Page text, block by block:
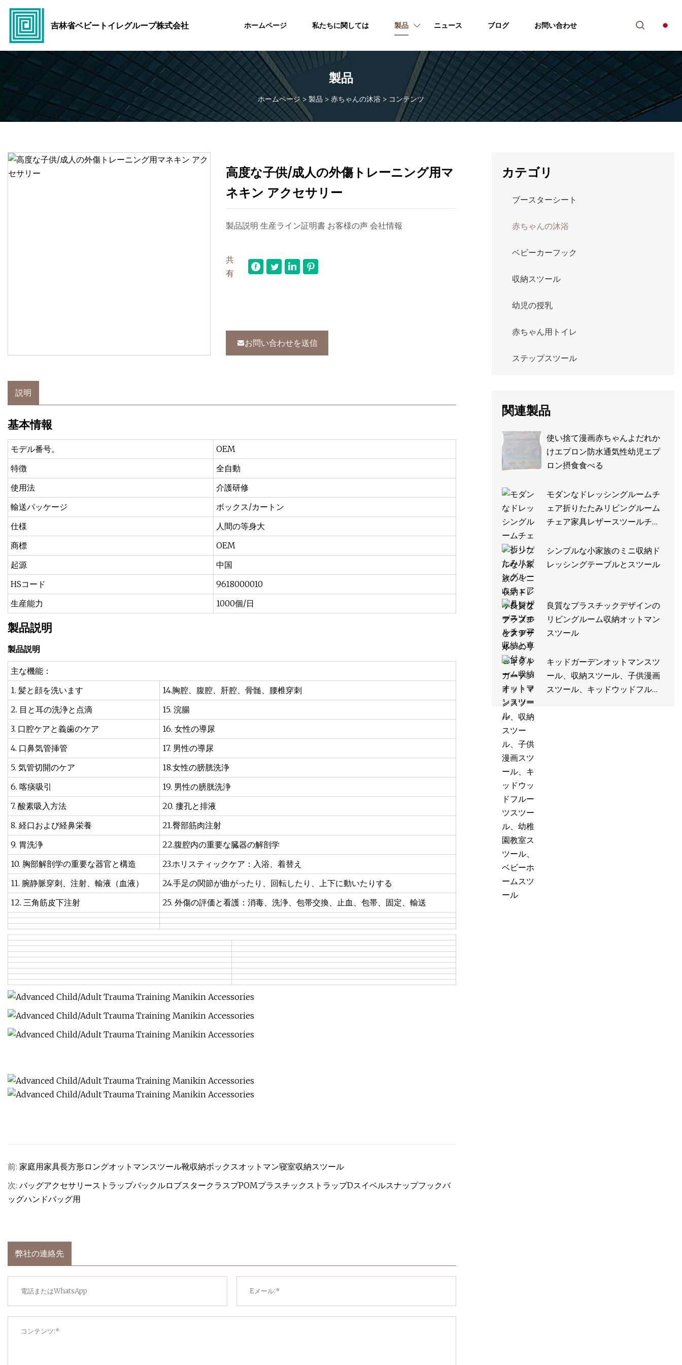
吉林省ベビートイレグループ株式会社 ホームページ 私たちに関しては 製品 ニュース ブログ お問い合わせ
製品
ホームページ> 製品 > 赤ちゃんの沐浴 > コンテンツ
高度な子供/成人の外傷トレーニング用マ
ネキン アクセサリー
製品説明 生産ライン証明書 お客様の声 会社情報
共
有
お問い合わせを送信
説明
基本情報
モデル番号。
OEM
特徴
全自動
使用法
介護研修
輸送パッケージ
ボックス/カートン
仕様
人間の等身大
商標
OEM
起源
中国
HSコード
9618000010
生産能力
1000個/日
製品説明
製品説明
主な機能：
1. 髪と顔を洗います
14.胸腔、腹腔、肝腔、骨髄、腰椎穿刺
2. 目と耳の洗浄と点滴
15. 浣腸
3. 口腔ケアと義歯のケア
16. 女性の導尿
4. 口鼻気管挿管
17. 男性の導尿
5. 気管切開のケア
18.女性の膀胱洗浄
6. 喀痰吸引
19. 男性の膀胱洗浄
7. 酸素吸入方法
20. 瘻孔と排液
8. 経口および経鼻栄養
21.臀部筋肉注射
9. 胃洗浄
22.腹腔内の重要な臓器の解剖学
10. 胸部解剖学の重要な器官と構造
23.ホリスティックケア：入浴、着替え
11. 腕静脈穿刺、注射、輸液（血液）
24.手足の関節が曲がったり、回転したり、上下に動いたりする
12. 三角筋皮下注射
25. 外傷の評価と看護：消毒、洗浄、包帯交換、止血、包帯、固定、輸送
前: 家庭用家具長方形ロングオットマンスツール靴収納ボックスオットマン寝室収納スツール
次: バッグアクセサリーストラップバックルロブスタークラスプPOMプラスチックストラップDスイベルスナップフックバ
ッグハンドバッグ用
弊社の連絡先
カテゴリ
ブースターシート
赤ちゃんの沐浴
ベビーカーフック
収納スツール
幼児の授乳
赤ちゃん用トイレ
ステップスツール
関連製品
使い捨て漫画赤ちゃんよだれか
けエプロン防水通気性幼児エプ
ロン摂食食べる
モダンなドレッシングルームチ
ェア折りたたみリビングルーム
チェア家具レザースツールチェ
シンプルな小家族のミニ収納ド
レッシングテーブルとスツール
良質なプラスチックデザインの
リビングルーム収納オットマン
スツール
キッドガーデンオットマンスツ
ール、収納スツール、子供漫画
スツール、キッドウッドフルー